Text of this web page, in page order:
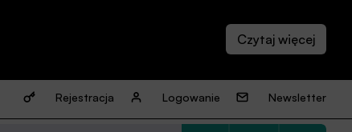
Rejestracja Logowanie Newsletter